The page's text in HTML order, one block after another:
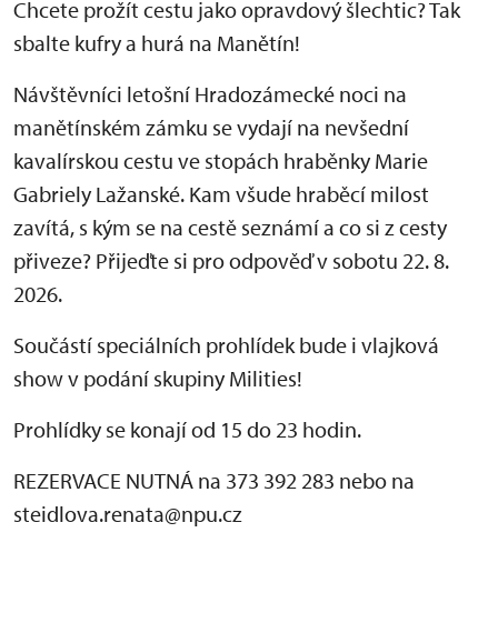
Chcete prožít cestu jako opravdový šlechtic? Tak
sbalte kufry a hurá na Manětín!
Návštěvníci letošní Hradozámecké noci na
manětínském zámku se vydají na nevšední
kavalírskou cestu ve stopách hraběnky Marie
Gabriely Lažanské. Kam všude hraběcí milost
zavítá, s kým se na cestě seznámí a co si z cesty
přiveze? Přijeďte si pro odpověď v sobotu 22. 8.
2026.
Součástí speciálních prohlídek bude i vlajková
show v podání skupiny Milities!
Prohlídky se konají od 15 do 23 hodin.
REZERVACE NUTNÁ na 373 392 283 nebo na
steidlova.renata@npu.cz